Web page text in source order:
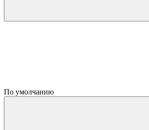
По умолчанию